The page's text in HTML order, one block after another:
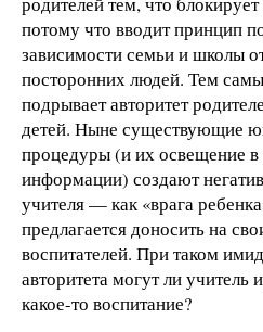
потому что вводит принцип
зависимости семьи и школы
посторонних людей. Тем
подрывает авторитет
детей. Ныне существующие
процедуры (и их освещение в
информации) создают
учителя — как «врага
предлагается доносить на
воспитателей. При таком
авторитета могут ли учитель
какое-то воспитание?